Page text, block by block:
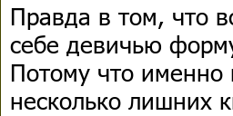
Правда в том, что
себе девичью
Потому что именно
несколько лишних